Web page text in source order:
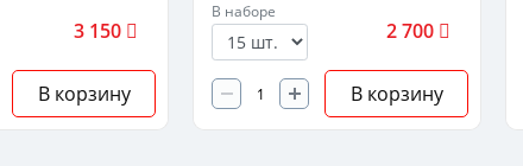
3 150
В корзину
В наборе
2 700
В корзину